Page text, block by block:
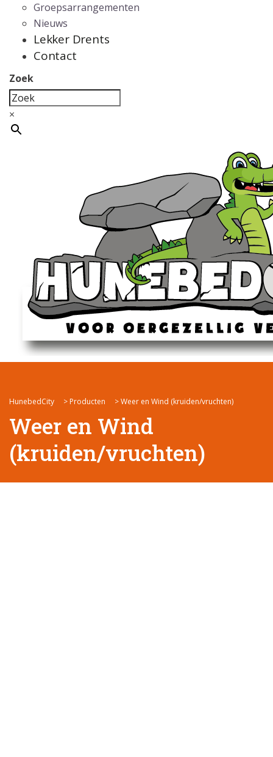
Groepsarrangementen
Nieuws
Lekker Drents
Contact
Zoek
×
HunebedCity > Producten >Weer en Wind (kruiden/vruchten)
Weer en Wind
(kruiden/vruchten)